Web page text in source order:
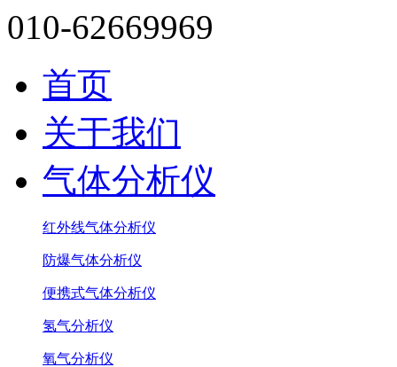
010-62669969
首页
关于我们
气体分析仪
红外线气体分析仪
防爆气体分析仪
便携式气体分析仪
氢气分析仪
氧气分析仪